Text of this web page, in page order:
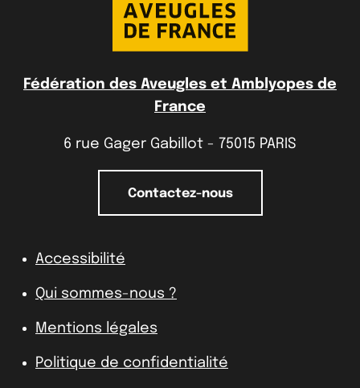
Fédération des Aveugles et Amblyopes de
France
6 rue Gager Gabillot - 75015 PARIS
Contactez-nous
Accessibilité
Qui sommes-nous ?
Mentions légales
Politique de confidentialité